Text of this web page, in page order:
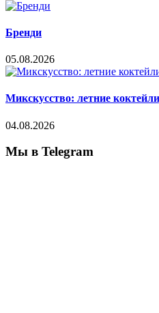
Бренди
05.08.2026
Микскусство: летние
04.08.2026
Мы в Telegram